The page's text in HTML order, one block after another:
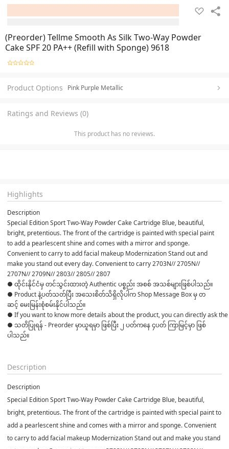
(Preorder) Tellme Smooth As Silk Two-Way Powder
Cake SPF 20 PA++ (Refill with Sponge) 9618
Product Options Pink Purple Metallic
Ratings and Reviews (0)
This product has no reviews.
Highlights
Description
Special Edition Sport Two-Way Powder Cake Cartridge Blue, beautiful,
bright, pretentious. The front of the cartridge is painted with special paint
to add a pearlescent shine and comes with a mirror and sponge.
Convenient to carry to add facial makeup Modernization Stand out and
make you stand out every day. Convenient to carry 2703N// 2705N//
2707N// 2709N// 2803// 2805// 2807
● ထိုင်းနိုင်ငံမှ တင်သွင်းထားတဲ့ Authentic ပစ္စည်း အစစ် အသစ်များဖြစ်ပါသည်။
● Product နဲ့ပတ်သတ်ပြီး အသေးစိတ်သိရှိလိုပါက Shop Message Box မှ တ
ဆင့် မေးမြန်းစုံစမ်းနိုင်ပါသည်။
● If you want to know more details about the product, you can directly ask
● သတိပြုရန် - Preorder မှာယူရမှာ ဖြစ်ပြီး ၂ ပတ်ကနေ ၄ပတ် ကြာမြင့်မှာ ဖြစ်
ပါသည်။
Description
Description
Special Edition Sport Two-Way Powder Cake Cartridge Blue, beautiful,
bright, pretentious. The front of the cartridge is painted with special paint to
add a pearlescent shine and comes with a mirror and sponge. Convenient
to carry to add facial makeup Modernization Stand out and make you stand